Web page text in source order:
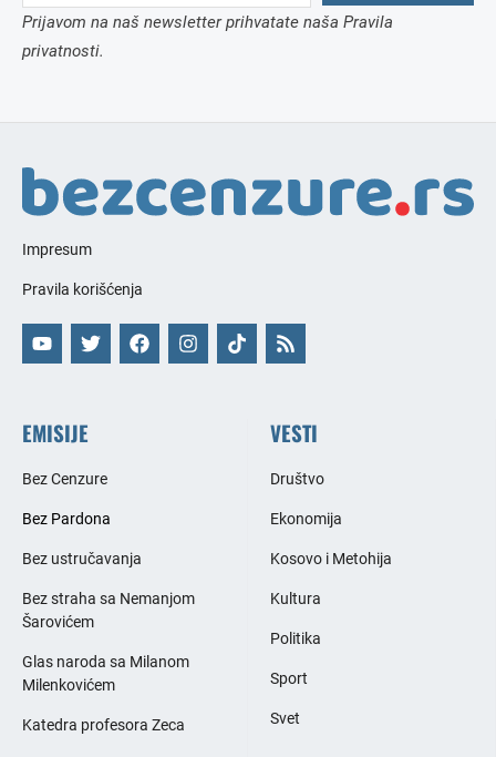
Prijavom na naš newsletter prihvatate naša Pravila
privatnosti.
Impresum
Pravila korišćenja
EMISIJE
Bez Cenzure
Bez Pardona
Bez ustručavanja
Bez straha sa Nemanjom
Šarovićem
Glas naroda sa Milanom
Milenkovićem
Katedra profesora Zeca
VESTI
Društvo
Ekonomija
Kosovo i Metohija
Kultura
Politika
Sport
Svet